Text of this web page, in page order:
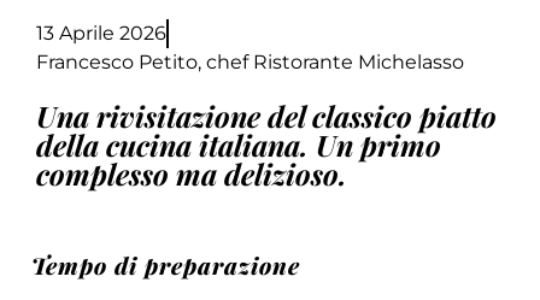
13 Aprile 2026
Francesco Petito, chef Ristorante Michelasso
Una rivisitazione del classico piatto
della cucina italiana. Un primo
complesso ma delizioso.
Tempo di preparazione